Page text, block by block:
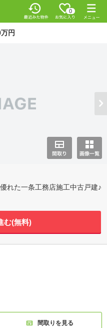
0
円
れた一条工務店施工中古戸建♪
む(無料)
間取りを見る